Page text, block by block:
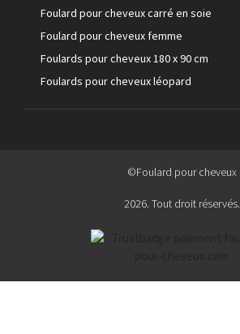
Foulard pour cheveux carré en soie
Foulard pour cheveux femme
Foulards pour cheveux 180 x 90 cm
Foulards pour cheveux léopard
©Foulard pour cheveux
2026. Tout droit réservés.